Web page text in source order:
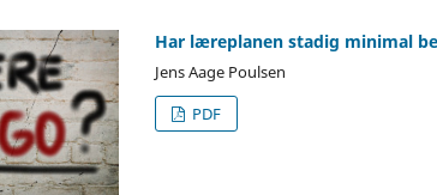
Har læreplanen stadig minimal
Jens Aage Poulsen
PDF